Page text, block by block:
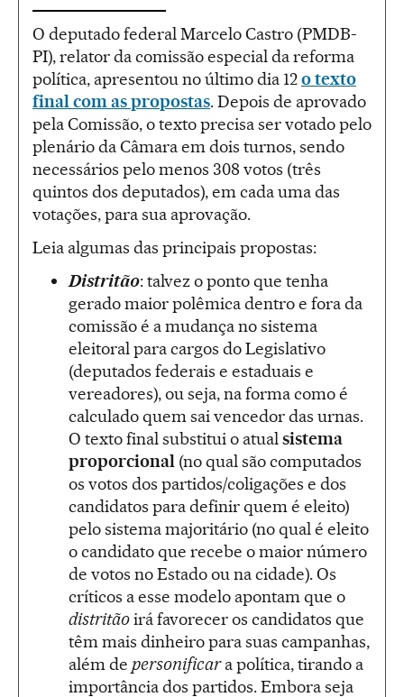
O deputado federal Marcelo Castro (PMDB-
PI), relator da comissão especial da reforma
política, apresentou no último dia 12o texto
final com as propostas. Depois de aprovado
pela Comissão, o texto precisa ser votado pelo
plenário da Câmara em dois turnos, sendo
necessários pelo menos 308 votos (três
quintos dos deputados), em cada uma das
votações, para sua aprovação.
Leia algumas das principais propostas:
Distritão: talvez o ponto que tenha
gerado maior polêmica dentro e fora da
comissão é a mudança no sistema
eleitoral para cargos do Legislativo
(deputados federais e estaduais e
vereadores), ou seja, na forma como é
calculado quem sai vencedor das urnas.
O texto final substitui o atualsistema
proporcional (no qual são computados
os votos dos partidos/coligações e dos
candidatos para definir quem é eleito)
pelo sistema majoritário (no qual é eleito
o candidato que recebe o maior número
de votos no Estado ou na cidade). Os
críticos a esse modelo apontam que o
distritãoirá favorecer os candidatos que
têm mais dinheiro para suas campanhas,
além de personificara política, tirando a
importância dos partidos. Embora seja